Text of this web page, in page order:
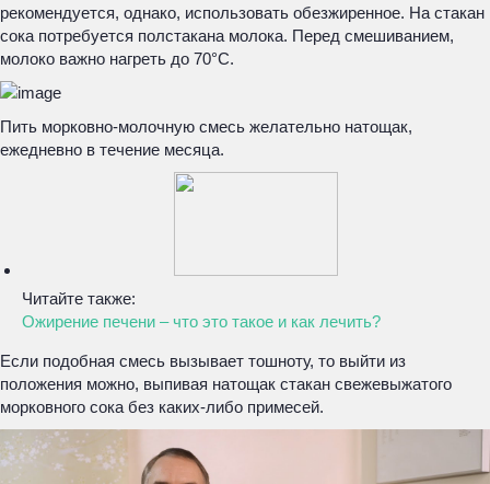
рекомендуется, однако, использовать обезжиренное. На стакан
сока потребуется полстакана молока. Перед смешиванием,
молоко важно нагреть до 70°С.
Пить морковно-молочную смесь желательно натощак,
ежедневно в течение месяца.
Читайте также:
Ожирение печени – что это такое и как лечить?
Если подобная смесь вызывает тошноту, то выйти из
положения можно, выпивая натощак стакан свежевыжатого
морковного сока без каких-либо примесей.